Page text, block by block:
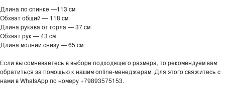
Длина по спинке —113 см
Обхват общий — 118 см
Длина рукава от горла — 37 см
Обхват рук — 43 см
Длина молнии снизу — 65 см
Если вы сомневаетесь в выборе подходящего размера, то рекомендуем вам
обратиться за помощью к нашим online-менеджерам. Для этого свяжитесь с
нами в WhatsApp по номеру +79893575153.